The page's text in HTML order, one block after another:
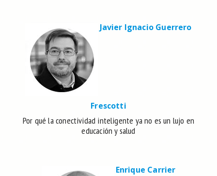
Javier Ignacio Guerrero
Frescotti
Por qué la conectividad inteligente ya no es un lujo en
educación y salud
Enrique Carrier